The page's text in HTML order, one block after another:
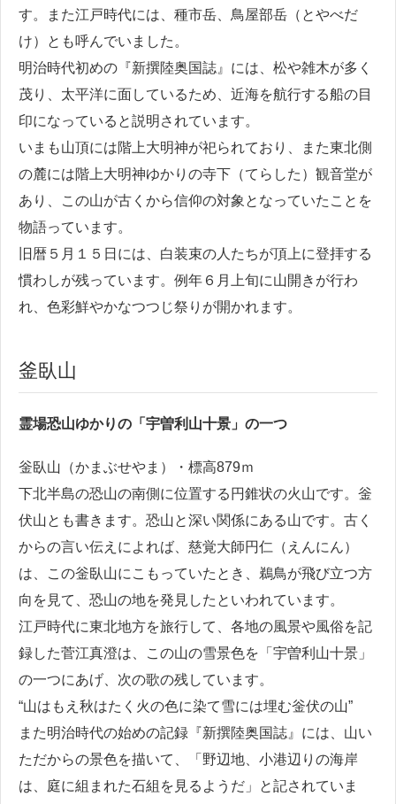
す。また江戸時代には、種市岳、鳥屋部岳（とやべだ
け）とも呼んでいました。
明治時代初めの『新撰陸奥国誌』には、松や雑木が多く
茂り、太平洋に面しているため、近海を航行する船の目
印になっていると説明されています。
いまも山頂には階上大明神が祀られており、また東北側
の麓には階上大明神ゆかりの寺下（てらした）観音堂が
あり、この山が古くから信仰の対象となっていたことを
物語っています。
旧暦５月１５日には、白装束の人たちが頂上に登拝する
慣わしが残っています。例年６月上旬に山開きが行わ
れ、色彩鮮やかなつつじ祭りが開かれます。
釜臥山
霊場恐山ゆかりの「宇曽利山十景」の一つ
釡臥山（かまぶせやま）・標高879ｍ
下北半島の恐山の南側に位置する円錐状の火山です。釡
伏山とも書きます。恐山と深い関係にある山です。古く
からの言い伝えによれば、慈覚大師円仁（えんにん）
は、この釡臥山にこもっていたとき、鵜鳥が飛び立つ方
向を見て、恐山の地を発見したといわれています。
江戸時代に東北地方を旅行して、各地の風景や風俗を記
録した菅江真澄は、この山の雪景色を「宇曽利山十景」
の一つにあげ、次の歌の残しています。
“山はもえ秋はたく火の色に染て雪には埋む釡伏の山”
また明治時代の始めの記録『新撰陸奥国誌』には、山い
ただからの景色を描いて、「野辺地、小港辺りの海岸
は、庭に組まれた石組を見るようだ」と記されていま